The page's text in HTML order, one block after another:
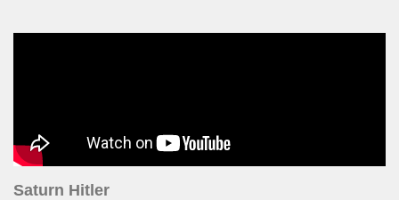
Saturn Hitler